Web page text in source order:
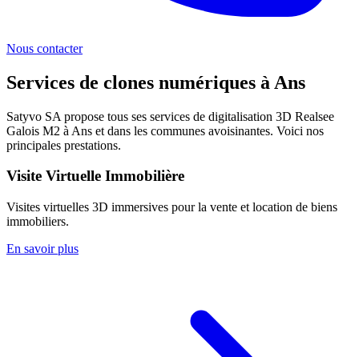
Nous contacter
Services de clones numériques à Ans
Satyvo SA propose tous ses services de digitalisation 3D Realsee
Galois M2 à Ans et dans les communes avoisinantes. Voici nos
principales prestations.
Visite Virtuelle Immobilière
Visites virtuelles 3D immersives pour la vente et location de biens
immobiliers.
En savoir plus